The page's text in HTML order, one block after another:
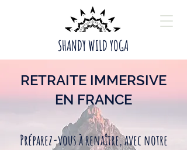
SHANDY WILD YOGA
RETRAITE IMMERSIVE
EN FRANCE
Préparez-vous à renaître, avec notre